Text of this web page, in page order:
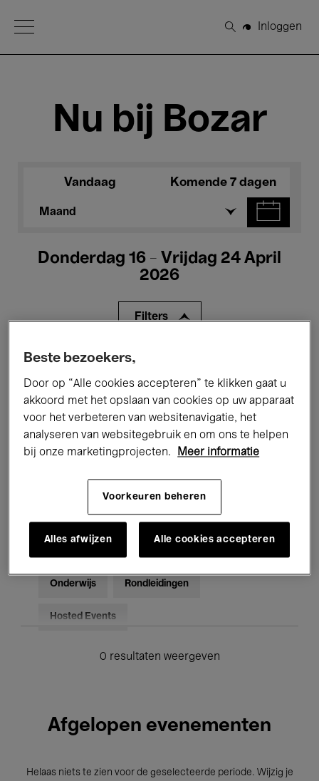
Open Menu
Zoeken
Inloggen
Nu bij Bozar
Vandaag Komende 7 dagen
Maand
Donderdag 16 - Vrijdag 24 April
2026
Filters
Alle evenementen
Tentoonstellingen Films
Lezingen & Debatten
Elektronische Muziek
Onderwijs Rondleidingen
Hosted Events
0 resultaten weergeven
Afgelopen evenementen
Helaas niets te zien voor de geselecteerde periode. Wijzig je
Beste bezoekers,
Door op “Alle cookies accepteren” te klikken gaat u
akkoord met het opslaan van cookies op uw apparaat
voor het verbeteren van websitenavigatie, het
analyseren van websitegebruik en om ons te helpen
bij onze marketingprojecten.
Meer informatie
Voorkeuren beheren
Alles afwijzen Alle cookies accepteren